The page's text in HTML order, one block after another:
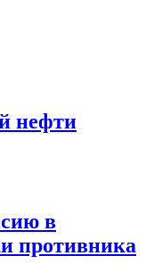
нефти
в
противника